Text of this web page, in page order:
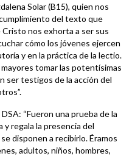
Solar (B15), quien nos
del texto que
nos exhorta a ser sus
cómo los jóvenes ejercen
y en la práctica de la lectio.
tomar las potentísimas
ser testigos de la acción del
“Fueron una prueba de la
y regala la presencia del
disponen a recibirlo. Éramos
adultos, niños, hombres,